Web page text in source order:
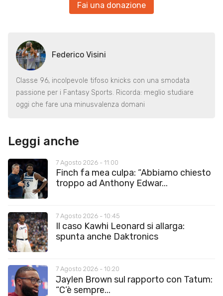
Fai una donazione
Federico Visini
Classe 96, incolpevole tifoso knicks con una smodata
passione per i Fantasy Sports. Ricorda: meglio studiare
oggi che fare una minusvalenza domani
Leggi anche
7 Agosto 2026 - 11:00
Finch fa mea culpa: “Abbiamo chiesto
troppo ad Anthony Edwar...
7 Agosto 2026 - 10:45
Il caso Kawhi Leonard si allarga:
spunta anche Daktronics
7 Agosto 2026 - 10:20
Jaylen Brown sul rapporto con Tatum:
“C’è sempre...